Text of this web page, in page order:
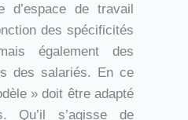
d’espace de travail
des spécificités
également des
des salariés. En ce
» doit être adapté
s’agisse de